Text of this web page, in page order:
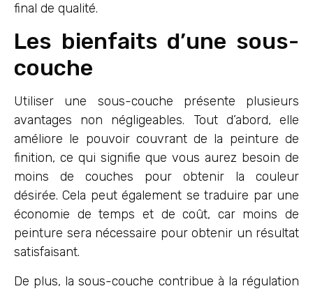
final de qualité.
Les bienfaits d’une sous-
couche
Utiliser une sous-couche présente plusieurs
avantages non négligeables. Tout d’abord, elle
améliore le pouvoir couvrant de la peinture de
finition, ce qui signifie que vous aurez besoin de
moins de couches pour obtenir la couleur
désirée. Cela peut également se traduire par une
économie de temps et de coût, car moins de
peinture sera nécessaire pour obtenir un résultat
satisfaisant.
De plus, la sous-couche contribue à la régulation